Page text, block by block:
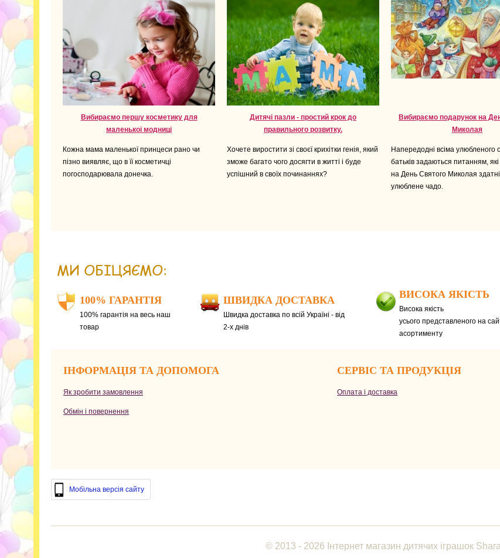
Вибираємо першу косметику для
маленької модниці
Кожна мама маленької принцеси рано чи
пізно виявляє, що в її косметичці
погосподарювала донечка.
Дитячі пазли - простий крок до
правильного розвитку.
Хочете виростити зі своєї крихітки генія, який
зможе багато чого досягти в житті і буде
успішний в своїх починаннях?
Вибираємо подарунок на
Миколая
Напередодні всіма улюбленого
батьків задаються питанням,
на День Святого Миколая
улюблене чадо.
МИ ОБІЦЯЄМО:
100% ГАРАНТІЯ
100% гарантія на весь наш
товар
ШВИДКА ДОСТАВКА
Швидка доставка по всій Україні - від
2-х днів
ВИСОКА ЯКІСТЬ
Висока якість
усього представленого на
асортименту
ІНФОРМАЦІЯ ТА ДОПОМОГА СЕРВІС ТА ПРОДУКЦІЯ
Як зробити замовлення Оплата і доставка
Обмін і повернення
Мобільна версія сайту
© 2013 - 2026 Інтернет магазин дитячих іграшок